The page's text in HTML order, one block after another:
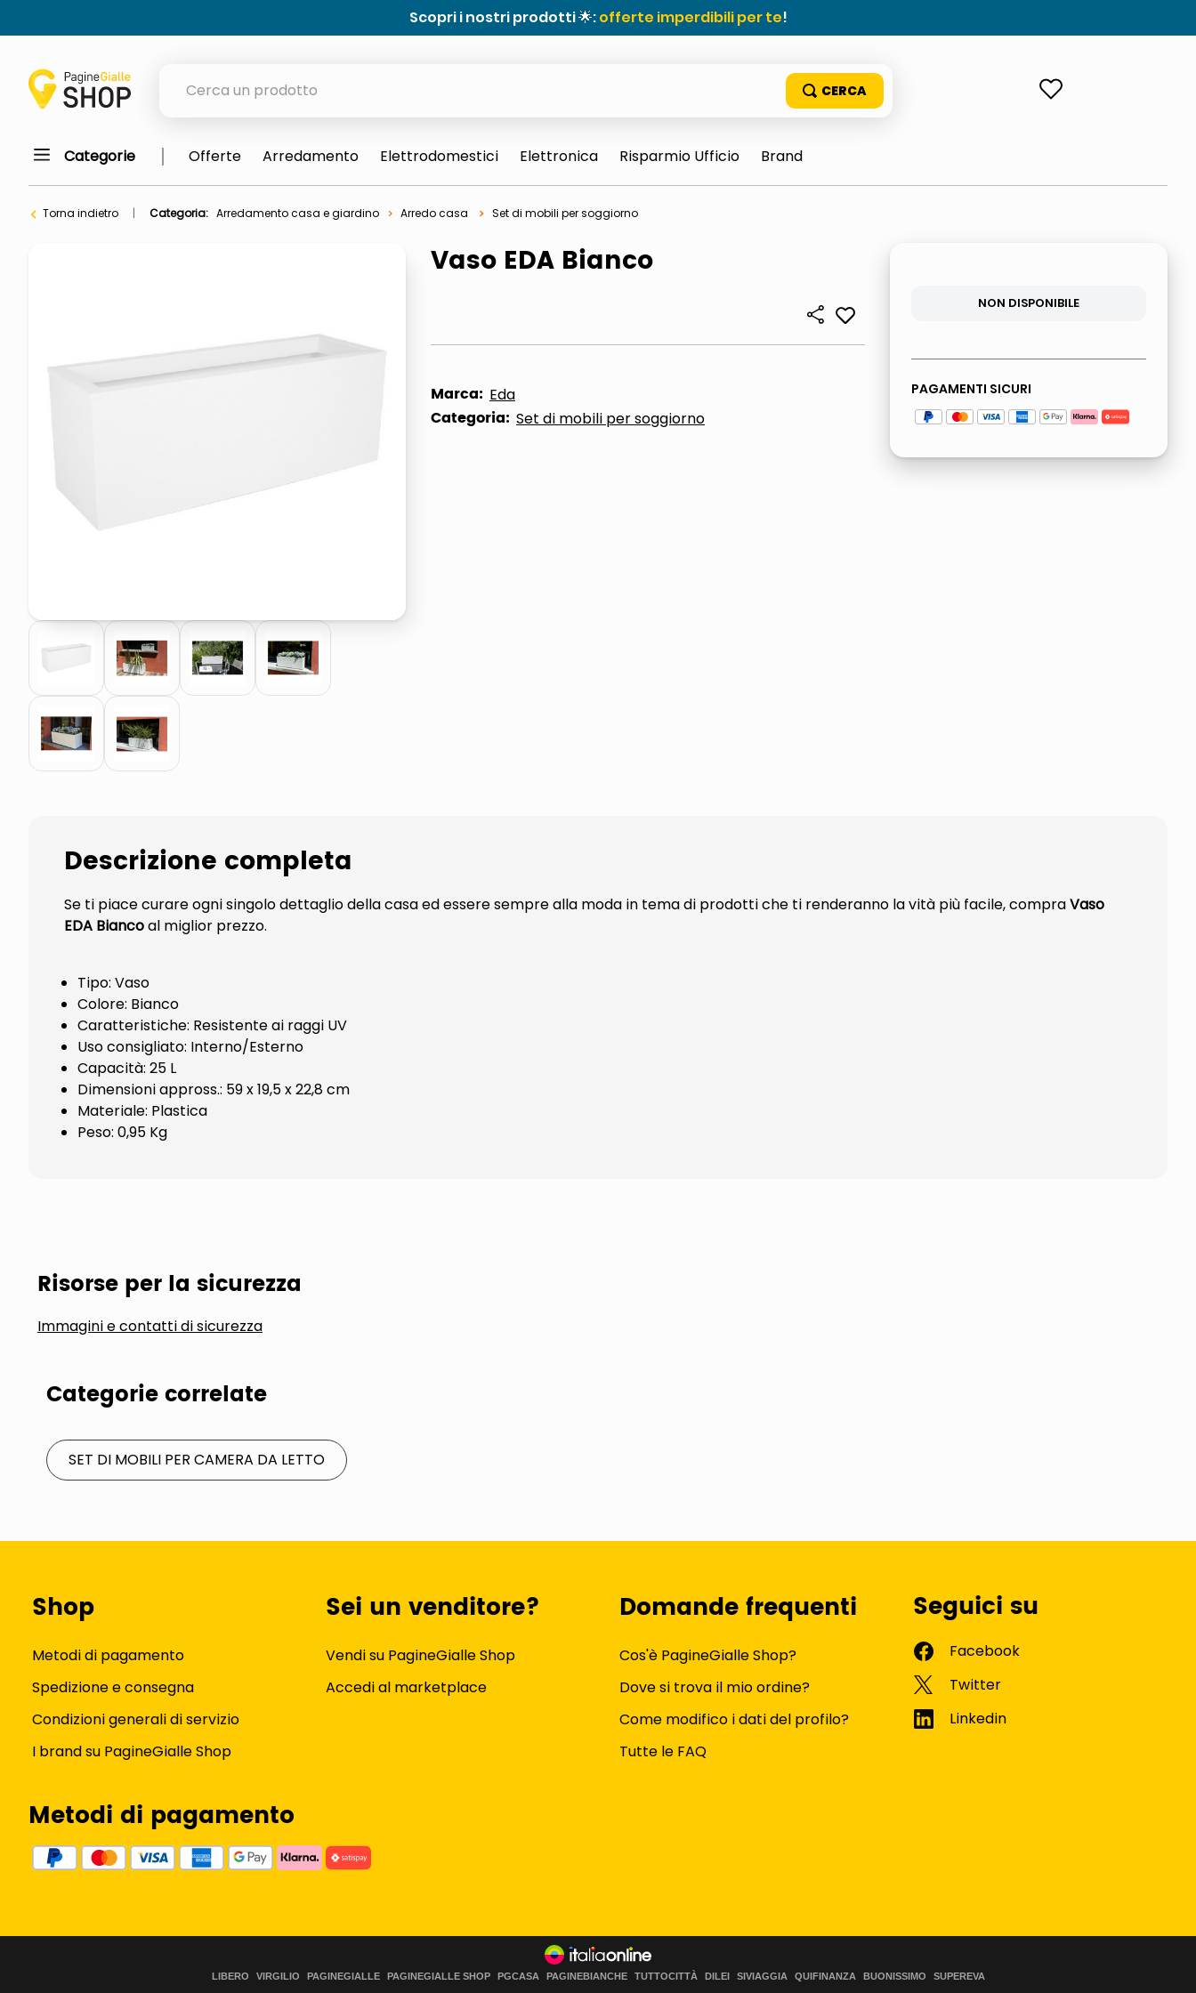
Scopri i nostri prodotti 🌟:offerte imperdibili per te!
orologio parete
lucidatrice pavimenti
italia independent occhiali sole 0703 thin rotondo sun
Categorie Offerte Arredamento Elettrodomestici Elettronica Risparmio Ufficio Brand
Torna indietro Categoria: Arredamento casa e giardino Arredo casa Set di mobili per soggiorno
Vaso EDA Bianco
Marca: Eda
Categoria: Set di mobili per soggiorno
NON DISPONIBILE
PAGAMENTI SICURI
Descrizione completa
Se ti piace curare ogni singolo dettaglio della casa ed essere sempre alla moda in tema di prodotti che ti renderanno la vità più facile, compraVaso
EDA Biancoal miglior prezzo.
Tipo: Vaso
Colore: Bianco
Caratteristiche: Resistente ai raggi UV
Uso consigliato: Interno/Esterno
Capacità: 25 L
Dimensioni appross.: 59 x 19,5 x 22,8 cm
Materiale: Plastica
Peso: 0,95 Kg
Risorse per la sicurezza
Immagini e contatti di sicurezza
Categorie correlate
SET DI MOBILI PER CAMERA DA LETTO
Shop
Metodi di pagamento
Spedizione e consegna
Condizioni generali di servizio
I brand su PagineGialle Shop
Sei un venditore?
Vendi su PagineGialle Shop
Accedi al marketplace
Domande frequenti
Cos'è PagineGialle Shop?
Dove si trova il mio ordine?
Come modifico i dati del profilo?
Tutte le FAQ
Seguici su
Metodi di pagamento
LIBERO VIRGILIO PAGINEGIALLE PAGINEGIALLE SHOP PGCASA PAGINEBIANCHE TUTTOCITTÀ DILEI SIVIAGGIA QUIFINANZA BUONISSIMO
SUPEREVA